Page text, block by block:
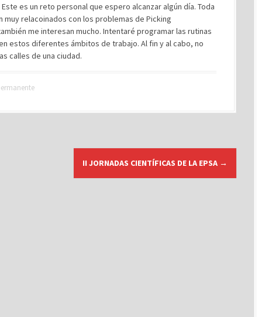
Este es un reto personal que espero alcanzar algún día. Toda
muy relacoinados con los problemas de Picking
me interesan mucho. Intentaré programar las rutinas
estos diferentes ámbitos de trabajo. Al fin y al cabo, no
calles de una ciudad.
II JORNADAS CIENTÍFICAS DE LA EPSA →